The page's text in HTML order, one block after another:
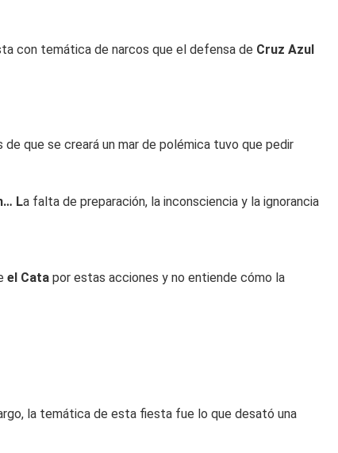
con temática de narcos que el defensa de Cruz Azul
que se creará un mar de polémica tuvo que pedir
La falta de preparación, la inconsciencia y la ignorancia
el Cata por estas acciones y no entiende cómo la
la temática de esta fiesta fue lo que desató una